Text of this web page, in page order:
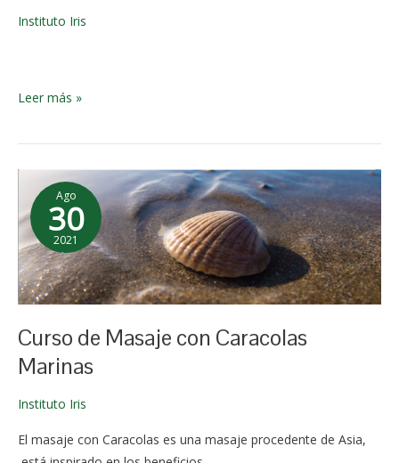
Instituto Iris
Leer más »
Ago
30
2021
25 de
septiemb
re de
Curso de Masaje con Caracolas
Marinas
Instituto Iris
El masaje con Caracolas es una masaje procedente de Asia,
Masaje
con
Caracolas
Marinas